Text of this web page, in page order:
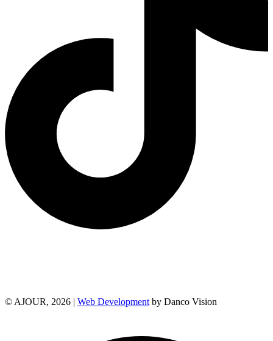
© AJOUR, 2026 | Web Development by Danco Vision